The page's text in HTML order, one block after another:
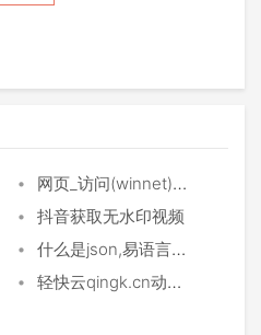
• 网页_访问(winnet)命令与网页_访问_对象(winhttp)命令区别
• 抖音获取无水印视频
• 什么是json,易语言操作json
• 轻快云qingk.cn动态源代理的方法